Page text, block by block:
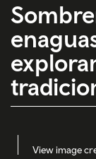
View image